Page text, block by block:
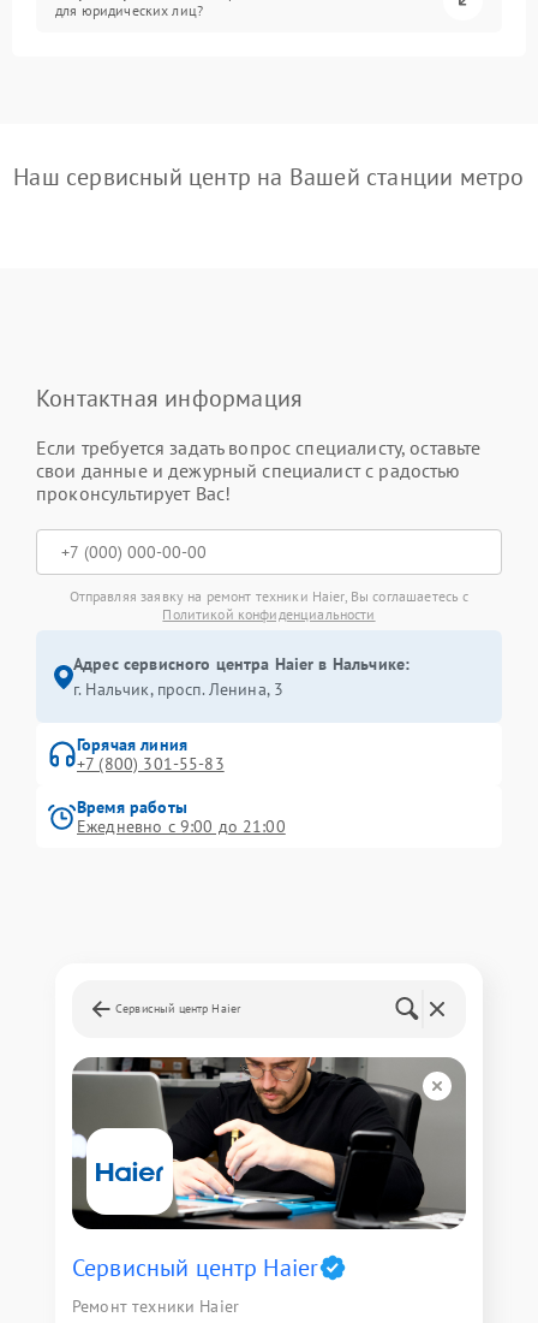
для юридических лиц?
Наш сервисный центр на Вашей станции метро
Контактная информация
Если требуется задать вопрос специалисту, оставьте
свои данные и дежурный специалист с радостью
проконсультирует Вас!
Отправляя заявку на ремонт техники Haier, Вы соглашаетесь с
Политикой конфиденциальности
Адрес сервисного центра Haier в Нальчике:
г. Нальчик, просп. Ленина, 3
Горячая линия
+7 (800) 301-55-83
Время работы
Ежедневно с 9:00 до 21:00
Сервисный центр Haier
Сервисный центр Haier
Ремонт техники Haier